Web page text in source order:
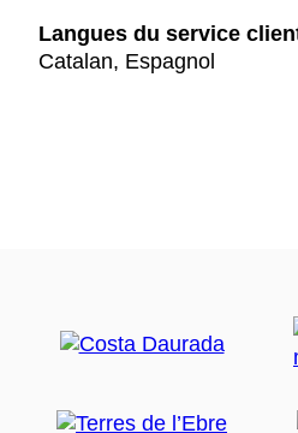
Langues du service
Catalan, Espagnol